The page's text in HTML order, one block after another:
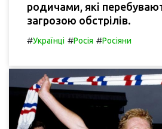
родичами, які
загрозою обстрілів.
#Українці #Росія #Росіяни